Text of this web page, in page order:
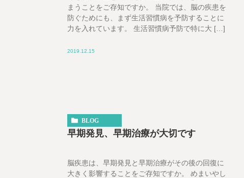
まうことをご存知ですか。 当院では、脳の疾患を
防ぐためにも、まず生活習慣病を予防することに
力を入れています。 生活習慣病予防で特に大 […]
2019.12.15
BLOG
早期発見、早期治療が大切です
脳疾患は、早期発見と早期治療がその後の回復に
大きく影響することをご存知ですか。 めまいやし